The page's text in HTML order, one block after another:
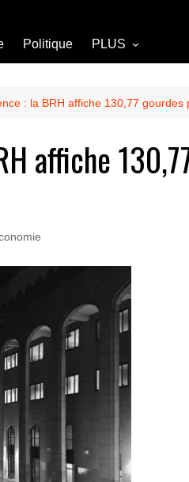
Politique PLUS
Culture
Société
: la BRH affiche 130,77 gourdes
affiche